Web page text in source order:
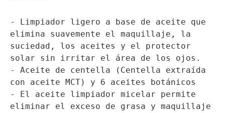
- Limpiador ligero a base de aceite que
elimina suavemente el maquillaje, la
suciedad, los aceites y el protector
solar sin irritar el área de los ojos.
- Aceite de centella (Centella extraída
con aceite MCT) y 6 aceites botánicos
- El aceite limpiador micelar permite
eliminar el exceso de grasa y maquillaje